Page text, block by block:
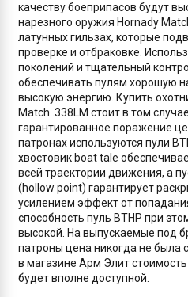
качеству боеприпасов будут
нарезного оружия Hornady
латунных гильзах, которые
проверке и отбраковке.
поколений и тщательный
обеспечивать пулям хорошую
высокую энергию. Купить
Match .338LM стоит в том
гарантированное поражение
патронах используются пули
хвостовик boat tale
всей траектории движения, а
(hollow point) гарантирует
усилением эффект от
способность пуль BTHP при
высокой. На выпускаемые под
патроны цена никогда не была
в магазине Арм Элит
будет вполне доступной.